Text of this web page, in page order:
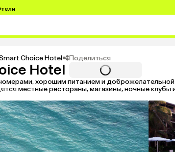
Choice Hotel Поделиться
Hotel
хорошим питанием и
местные рестораны, магазины, ночные клубы